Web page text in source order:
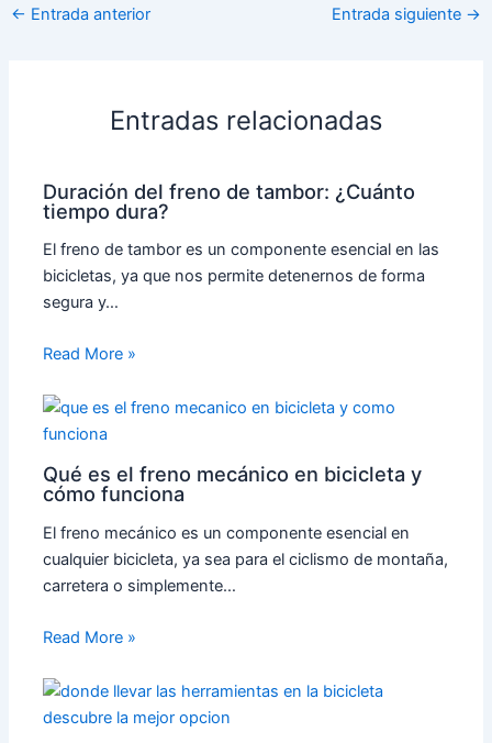
← Entrada anterior Entrada siguiente →
Entradas relacionadas
Duración del freno de tambor: ¿Cuánto
tiempo dura?
El freno de tambor es un componente esencial en las
bicicletas, ya que nos permite detenernos de forma
segura y…
Read More »
Qué es el freno mecánico en bicicleta y
cómo funciona
El freno mecánico es un componente esencial en
cualquier bicicleta, ya sea para el ciclismo de montaña,
carretera o simplemente…
Read More »